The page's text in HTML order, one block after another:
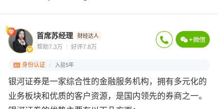
首席苏经理 财经达人
帮助7.3万 好评7.8万
身份认证 入驻5年
银河证券是一家综合性的金融服务机构，拥有多元化的
业务板块和优质的客户资源，是国内领先的券商之一。